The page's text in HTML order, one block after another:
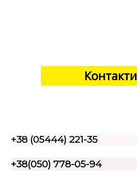
Контакти
+38 (05444) 221-35
+38(050) 778-05-94